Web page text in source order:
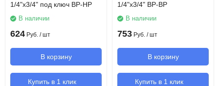
1/4"х3/4" под ключ ВР-НР
В наличии
624 Руб. / шт
В корзину
Купить в 1 клик
1/4"х3/4" ВР-ВР
В наличии
753 Руб. / шт
В корзину
Купить в 1 клик